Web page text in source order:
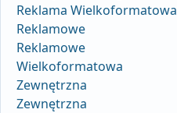
Reklama Wielkoformatowa
Reklamowe
Reklamowe
Wielkoformatowa
Zewnętrzna
Zewnętrzna